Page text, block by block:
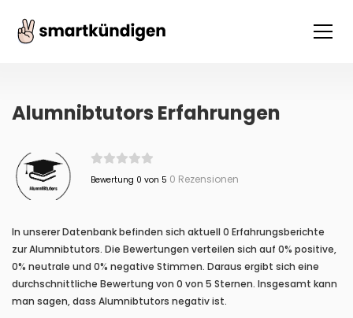
Alumnibtutors Erfahrungen
Bewertung 0 von 5 0 Rezensionen
In unserer Datenbank befinden sich aktuell 0 Erfahrungsberichte
zur Alumnibtutors. Die Bewertungen verteilen sich auf 0% positive,
0% neutrale und 0% negative Stimmen. Daraus ergibt sich eine
durchschnittliche Bewertung von 0 von 5 Sternen. Insgesamt kann
man sagen, dass Alumnibtutors negativ ist.